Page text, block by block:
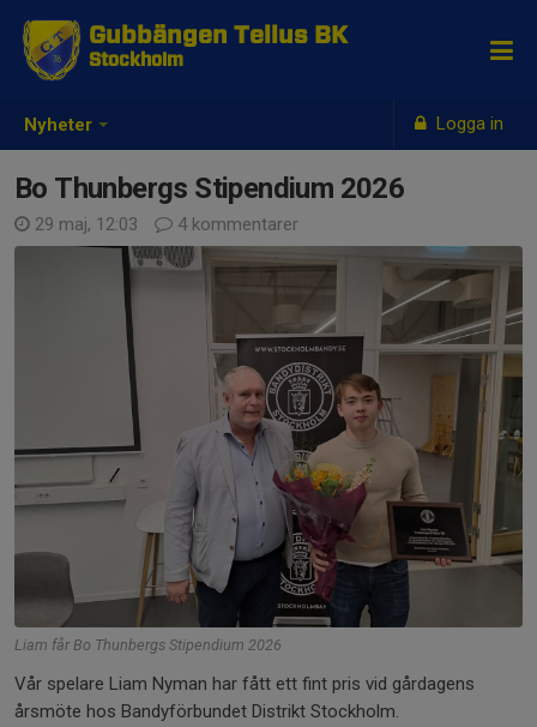
Nyheter Logga in
Gubbängen Tellus BK
Stockholm
Bo Thunbergs Stipendium 2026
29 maj, 12:03 4 kommentarer
Liam får Bo Thunbergs Stipendium 2026
Vår spelare Liam Nyman har fått ett fint pris vid gårdagens
årsmöte hos Bandyförbundet Distrikt Stockholm.